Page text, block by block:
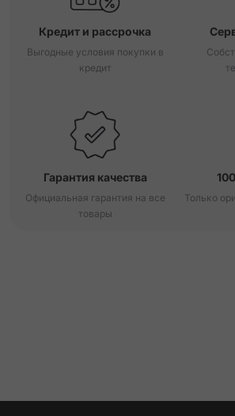
Кредит и рассрочка
Выгодные условия покупки в
кредит
Гарантия качества
Официальная гарантия на все
товары
Только